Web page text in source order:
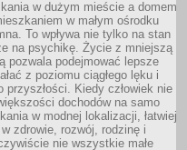
w dużym mieście a domem
w małym ośrodku
To wpływa nie tylko na stan
na psychikę. Życie z mniejszą
pozwala podejmować lepsze
z poziomu ciągłego lęku i
przyszłości. Kiedy człowiek nie
dochodów na samo
w modnej lokalizacji, łatwiej
zdrowie, rozwój, rodzinę i
nie wszystkie małe